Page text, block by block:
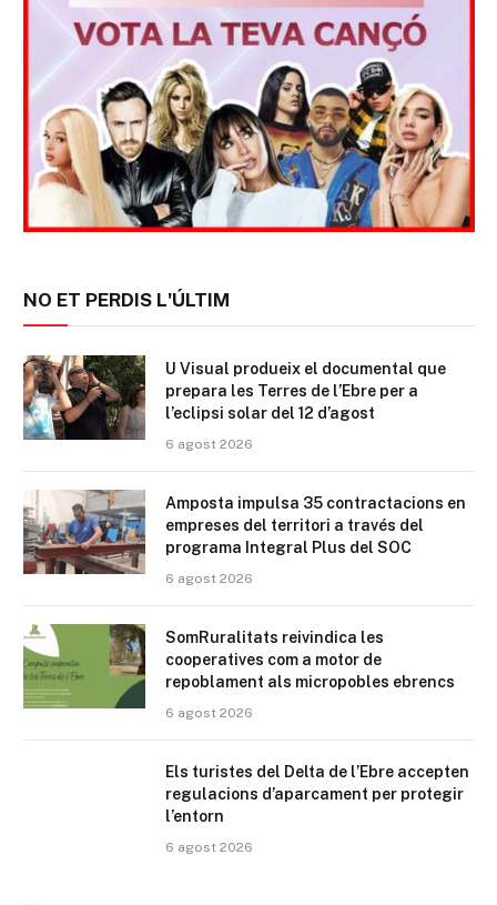
NO ET PERDIS L'ÚLTIM
U Visual produeix el documental que
prepara les Terres de l’Ebre per a
l’eclipsi solar del 12 d’agost
6 agost 2026
Amposta impulsa 35 contractacions en
empreses del territori a través del
programa Integral Plus del SOC
6 agost 2026
SomRuralitats reivindica les
cooperatives com a motor de
repoblament als micropobles ebrencs
6 agost 2026
Els turistes del Delta de l’Ebre accepten
regulacions d’aparcament per protegir
l’entorn
6 agost 2026